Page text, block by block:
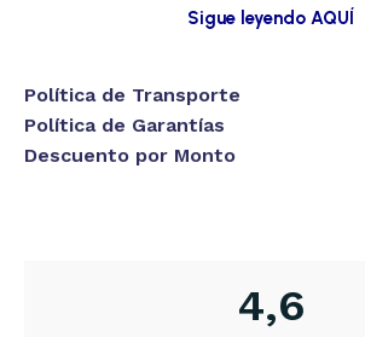
Sigue leyendo AQUÍ
Política de Transporte
Política de Garantías
Descuento por Monto
4,6